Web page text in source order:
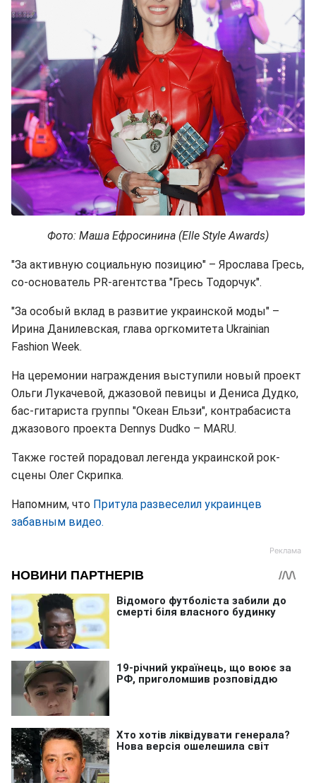
Фото: Маша Ефросинина (Elle Style Awards)
"За активную социальную позицию" – Ярослава Гресь,
со-основатель PR-агентства "Гресь Тодорчук".
"За особый вклад в развитие украинской моды" –
Ирина Данилевская, глава оргкомитета Ukrainian
Fashion Week.
На церемонии награждения выступили новый проект
Ольги Лукачевой, джазовой певицы и Дениса Дудко,
бас-гитариста группы "Океан Ельзи", контрабасиста
джазового проекта Dennys Dudko – MARU.
Также гостей порадовал легенда украинской рок-
сцены Олег Скрипка.
Напомним, что Притула развеселил украинцев
забавным видео.